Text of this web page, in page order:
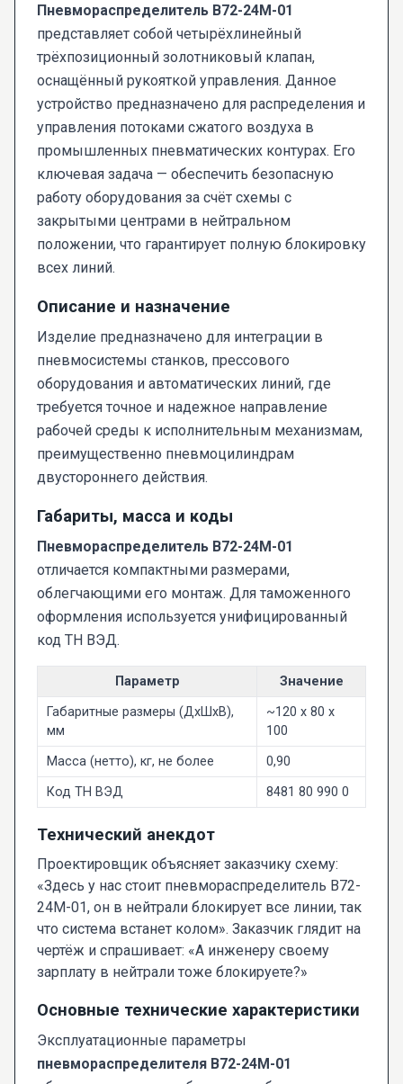
Пневмораспределитель В72-24М-01
представляет собой четырёхлинейный
трёхпозиционный золотниковый клапан,
оснащённый рукояткой управления. Данное
устройство предназначено для распределения и
управления потоками сжатого воздуха в
промышленных пневматических контурах. Его
ключевая задача — обеспечить безопасную
работу оборудования за счёт схемы с
закрытыми центрами в нейтральном
положении, что гарантирует полную блокировку
всех линий.
Описание и назначение
Изделие предназначено для интеграции в
пневмосистемы станков, прессового
оборудования и автоматических линий, где
требуется точное и надежное направление
рабочей среды к исполнительным механизмам,
преимущественно пневмоцилиндрам
двустороннего действия.
Габариты, масса и коды
Пневмораспределитель В72-24М-01
отличается компактными размерами,
облегчающими его монтаж. Для таможенного
оформления используется унифицированный
код ТН ВЭД.
Параметр
Значение
Габаритные размеры (ДxШxВ),
мм
~120 х 80 х
100
Масса (нетто), кг, не более
0,90
Код ТН ВЭД
8481 80 990 0
Технический анекдот
Проектировщик объясняет заказчику схему:
«Здесь у нас стоит пневмораспределитель В72-
24М-01, он в нейтрали блокирует все линии, так
что система встанет колом». Заказчик глядит на
чертёж и спрашивает: «А инженеру своему
зарплату в нейтрали тоже блокируете?»
Основные технические характеристики
Эксплуатационные параметры
пневмораспределителя В72-24М-01